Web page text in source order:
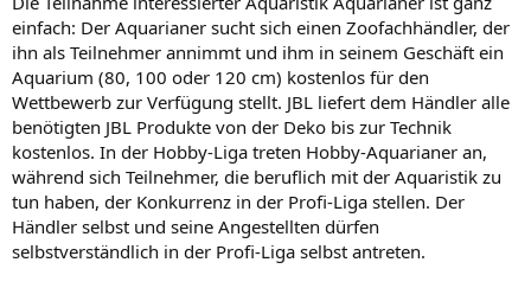
einfach: Der Aquarianer sucht sich einen Zoofachhändler, der
ihn als Teilnehmer annimmt und ihm in seinem Geschäft ein
Aquarium (80, 100 oder 120 cm) kostenlos für den
Wettbewerb zur Verfügung stellt. JBL liefert dem Händler alle
benötigten JBL Produkte von der Deko bis zur Technik
kostenlos. In der Hobby-Liga treten Hobby-Aquarianer an,
während sich Teilnehmer, die beruflich mit der Aquaristik zu
tun haben, der Konkurrenz in der Profi-Liga stellen. Der
Händler selbst und seine Angestellten dürfen
selbstverständlich in der Profi-Liga selbst antreten.